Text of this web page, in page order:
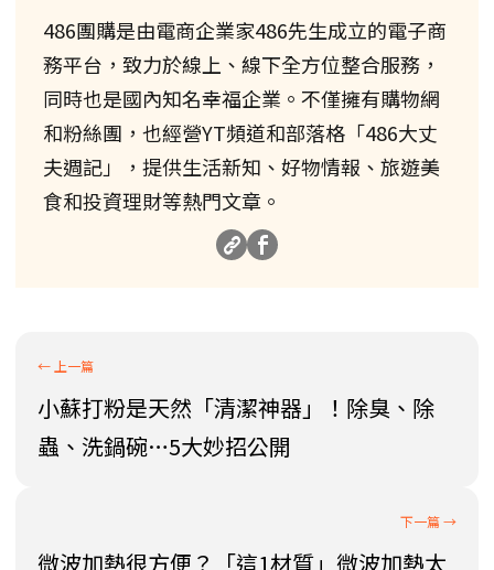
486團購是由電商企業家486先生成立的電子商
務平台，致力於線上、線下全方位整合服務，
同時也是國內知名幸福企業。不僅擁有購物網
和粉絲團，也經營YT頻道和部落格「486大丈
夫週記」，提供生活新知、好物情報、旅遊美
食和投資理財等熱門文章。
小蘇打粉是天然「清潔神器」！除臭、除
蟲、洗鍋碗…5大妙招公開
微波加熱很方便？「這1材質」微波加熱太